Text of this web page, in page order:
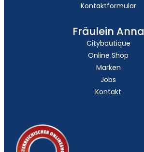
Kontaktformular
Fräulein Anna
Cityboutique
Online Shop
Marken
Jobs
Kontakt